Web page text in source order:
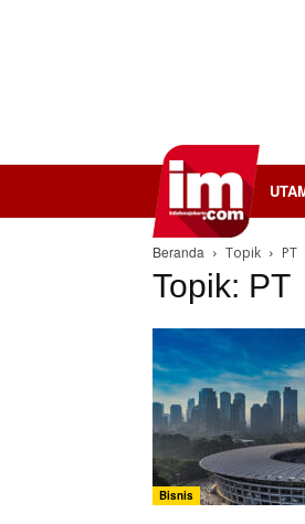
InilahMojokerto
Beranda Topik PT
Topik: PT
Bisnis